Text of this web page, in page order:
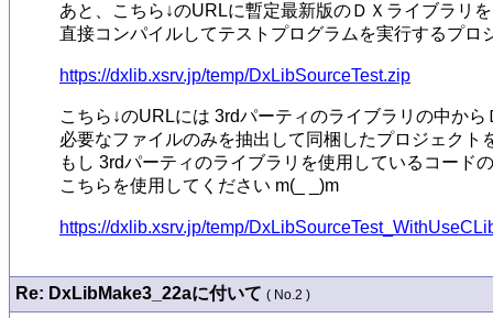
あと、こちら↓のURLに暫定最新版のＤＸライブラリ
直接コンパイルしてテストプログラムを実行するプロ
https://dxlib.xsrv.jp/temp/DxLibSourceTest.zip
こちら↓のURLには 3rdパーティのライブラリの中か
必要なファイルのみを抽出して同梱したプロジェクト
もし 3rdパーティのライブラリを使用しているコード
こちらを使用してください m(_ _)m
https://dxlib.xsrv.jp/temp/
Re: DxLibMake3_22aに付いて ( No.2 )